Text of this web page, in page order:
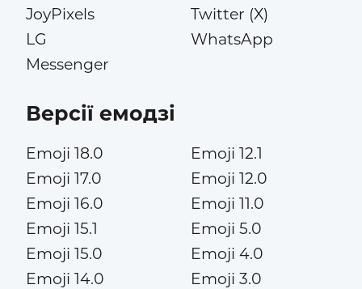
JoyPixels
LG
Messenger
Twitter (X)
WhatsApp
Версії емодзі
Emoji 18.0
Emoji 17.0
Emoji 16.0
Emoji 15.1
Emoji 15.0
Emoji 14.0
Emoji 12.1
Emoji 12.0
Emoji 11.0
Emoji 5.0
Emoji 4.0
Emoji 3.0